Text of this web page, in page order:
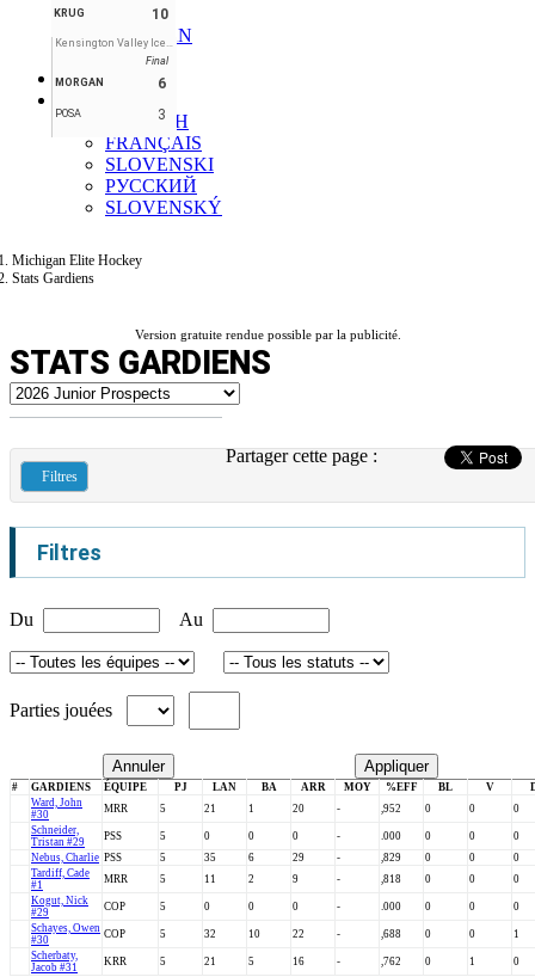
KRUG 10
Kensington Valley Ice House
Final
MORGAN
6
POSA 3
KRUG
MORGAN
POSA
Forum
ENGLISH
FRANÇAIS
SLOVENSKI
РУССКИЙ
SLOVENSKÝ
Michigan Elite Hockey
Stats Gardiens
Version gratuite rendue possible par la publicité.
STATS GARDIENS
Partager cette page :
Filtres
Filtres
Du Au
Parties jouées
Annuler Appliquer
# GARDIENS ÉQUIPE PJ LAN BA ARR MOY %EFF BL V
Ward, John
#30
MRR 5 21 1 20 - ,952 0 0
0
Schneider,
Tristan #29
PSS 5 0 0 0 - .000 0 0
0
Nebus, Charlie PSS 5 35 6 29 - ,829 0 0
0
Tardiff, Cade
#1
MRR 5 11 2 9 - ,818 0 0
0
Kogut, Nick
#29
COP 5 0 0 0 - .000 0 0
0
Schayes, Owen
#30
COP 5 32 10 22 - ,688 0 0
1
Scherbaty,
Jacob #31
KRR 5 21 5 16 - ,762 0 1 0